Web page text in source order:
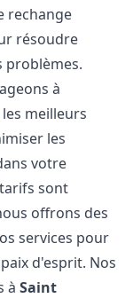
rechange
résoudre
problèmes.
à
meilleurs
les
votre
sont
offrons des
services pour
d'esprit. Nos
àSaint